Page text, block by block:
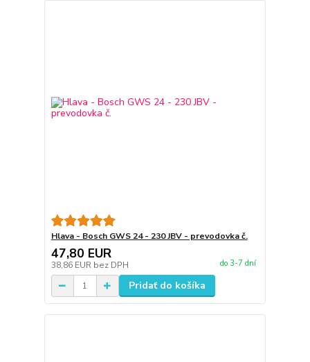
Hlava - Bosch GWS 24 - 230 JBV - prevodovka č.
47,80 EUR
38,86 EUR bez DPH do 3-7 dní
Pridať do košíka